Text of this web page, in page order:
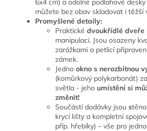
můžete bez obav skladovat i těžší
Promyšlené detaily:
Praktické dvoukřídlé dveře
manipulaci. Jsou osazeny
zarážkami a petlicí
zámek.
Jedno okno s nerozbitnou
(komůrkový polykarbonát)
světla - jeho umístění si
změnit!
Součástí dodávky jsou s
krycí lišty a kompletní
příp. hřebíky) – vše pro